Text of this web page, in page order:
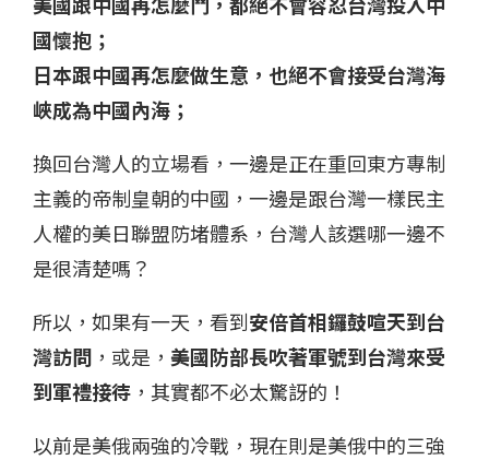
國懷抱；
日本跟中國再怎麼做生意，也絕不會接受台灣海
峽成為中國內海；
換回台灣人的立場看，一邊是正在重回東方專制
主義的帝制皇朝的中國，一邊是跟台灣一樣民主
人權的美日聯盟防堵體系，台灣人該選哪一邊不
是很清楚嗎？
所以，如果有一天，看到安倍首相鑼鼓喧天到台
灣訪問 ，或是， 美國防部長吹著軍號到台灣來受
到軍禮接待 ，其實都不必太驚訝的！
以前是美俄兩強的冷戰，現在則是美俄中的三強